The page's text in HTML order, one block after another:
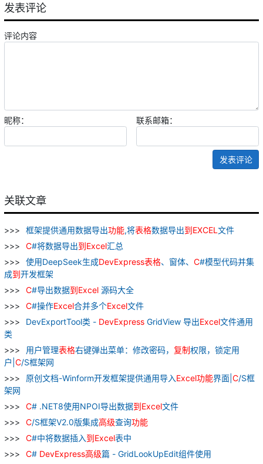
发表评论
评论内容
昵称： 联系邮箱：
发表评论
关联文章
框架提供通用数据导出功能,将表格数据导出到EXCEL 文件
C#将数据导出到Excel汇总
使用DeepSeek生成DevExpress表格、窗体、 C#模型代码并集
成到开发框架
C#导出数据到Excel 源码大全
C#操作Excel合并多个Excel文件
DevExportTool类 - DevExpress GridView 导出Excel文件通用
类
用户管理表格右键弹出菜单：修改密码， 复制权限，锁定用
户| C/S框架网
原创文档-Winform开发框架提供通用导入Excel功能界面| C/S框
架网
C# .NET8使用NPOI导出数据到Excel文件
C/S框架V2.0版集成高级查询功能
C#中将数据插入到Excel表中
C# DevExpress高级篇 - GridLookUpEdit组件使用